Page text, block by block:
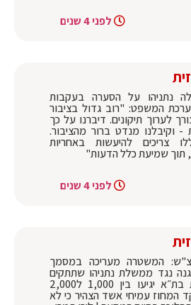
לפני 4 שנים
נתניהו על הסערה בעקבות
המשפט: "רוב גדול בציבור
לערוך תיקונים. דיברנו על כך
- וקיבלנו מנדט ברור מהציבור.
צריכים להיעשות באחריות
תוך שמיעת כלל הדעות"
לפני 4 שנים
המשטרה מעריכה במסמך
נגד ממשלת נתניהו שתתקים
במוצאי שבת בת״א יגיעו בין 1,000 ל2,000
המחוז עמיחי אשד הצהיר כי לא